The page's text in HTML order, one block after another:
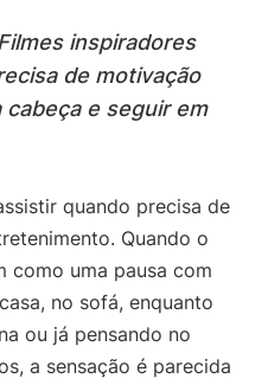
inspiradores
de motivação
cabeça e seguir em
quando precisa de
Quando o
como uma pausa com
no sofá, enquanto
ou já pensando no
a sensação é parecida